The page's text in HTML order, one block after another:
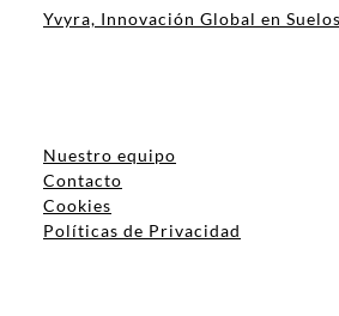
Yvyra, Innovación Global en
Nuestro equipo
Contacto
Cookies
Políticas de Privacidad